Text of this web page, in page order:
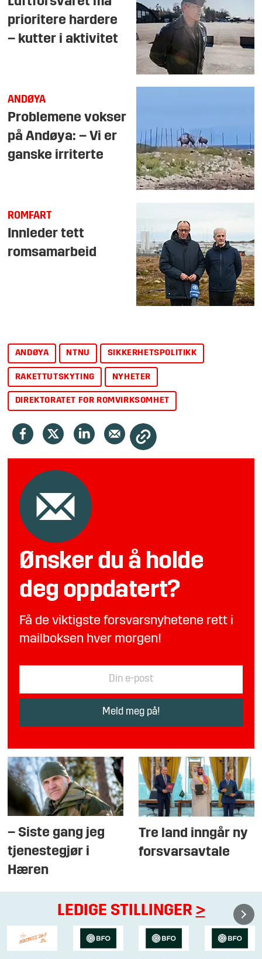
prioritere hardere
– kutter i aktivitet
ANDØYA
Problemene vokser
på Andøya: – Vi er
ganske irriterte
ROMFART
Innleder tett
romsamarbeid
ANDØYA NTNU SIKKERHETSPOLITIKK
RAKETTUTSKYTING NYHETER
DIREKTORATET FOR ROMVIRKSOMHET
Ønsker du å holde
deg oppdatert?
Få de viktigste forsvarsnyhetene rett i
mailboksen hver morgen!
– Siste gang jeg
tjenestegjør i
Hæren
Tre land inngår ny
forsvarsavtale
LEDIGE STILLINGER >